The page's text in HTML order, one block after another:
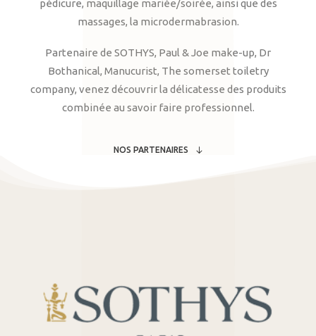
pédicure, maquillage mariée/soirée, ainsi que des
massages, la microdermabrasion.
Partenaire de SOTHYS, Paul & Joe make-up, Dr
Bothanical, Manucurist, The somerset toiletry
company, venez découvrir la délicatesse des produits
combinée au savoir faire professionnel.
NOS PARTENAIRES